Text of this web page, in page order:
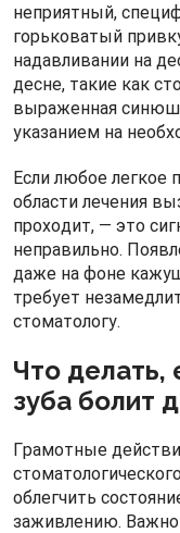
неприятный,
горьковатый
надавливании на
десне, такие как
выраженная
указанием на
Если любое легкое
области лечения
проходит, — это
неправильно.
даже на фоне
требует
стоматологу.
Что делать,
зуба болит
Грамотные
облегчить
заживлению.